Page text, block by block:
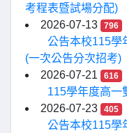
考程表暨試場分配)
2026-07-13
796
公告本校115學
(一次公告分次招考)
2026-07-21
616
115學年度高一
2026-07-23
405
公告本校115學